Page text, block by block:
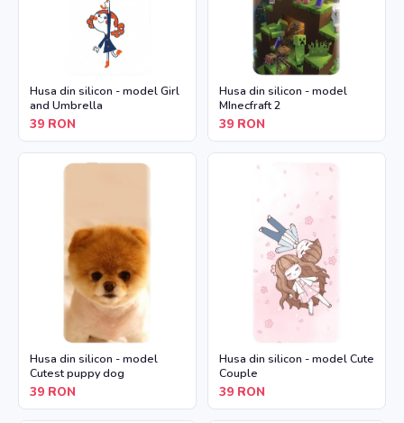
Husa din silicon - model Girl
and Umbrella
39 RON
Husa din silicon - model
MInecfraft 2
39 RON
Husa din silicon - model
Cutest puppy dog
39 RON
Husa din silicon - model Cute
Couple
39 RON